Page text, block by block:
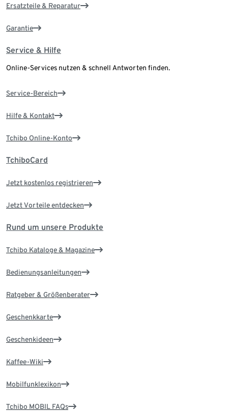
Ersatzteile & Reparatur
Garantie
Service & Hilfe
Online-Services nutzen & schnell Antworten finden.
Service-Bereich
Hilfe & Kontakt
Tchibo Online-Konto
TchiboCard
Jetzt kostenlos registrieren
Jetzt Vorteile entdecken
Rund um unsere Produkte
Tchibo Kataloge & Magazine
Bedienungsanleitungen
Ratgeber & Größenberater
Geschenkkarte
Geschenkideen
Kaffee-Wiki
Mobilfunklexikon
Tchibo MOBIL FAQs